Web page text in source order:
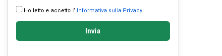
Ho letto e accetto l’ Informativa sulla Privacy
Invia